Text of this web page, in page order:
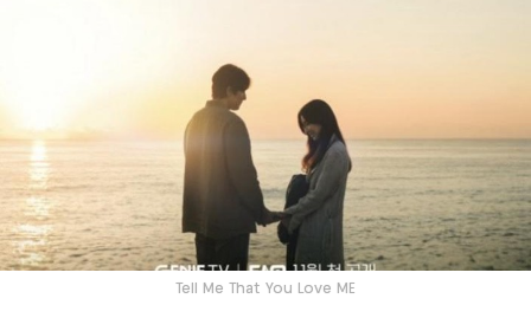
Tell Me That You Love ME